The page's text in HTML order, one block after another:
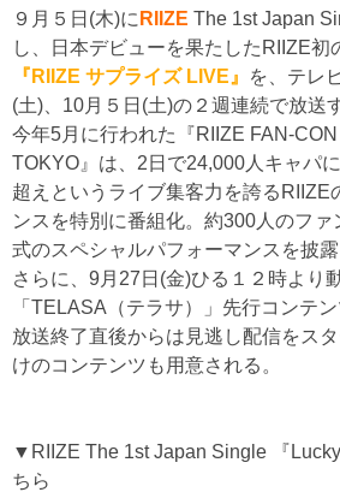
９月５日(木)に RIIZE The 1st Japan
し、日本デビューを果たしたRIIZE初
『RIIZE サプライズ LIVE』
を、テレ
(土)、10月５日(土)の２週連続で放送
今年5月に行われた『RIIZE FAN-
TOKYO』は、2日で24,000人キャパ
超えというライブ集客力を誇るRIIZE
ンスを特別に番組化。約300人のフ
式のスペシャルパフォーマンスを披露
さらに、9月27日(金)ひる１２時より
「TELASA（テラサ）」先行コンテ
放送終了直後からは見逃し配信をス
けのコンテンツも用意される。
▼RIIZE The 1st Japan Single 『
ちら